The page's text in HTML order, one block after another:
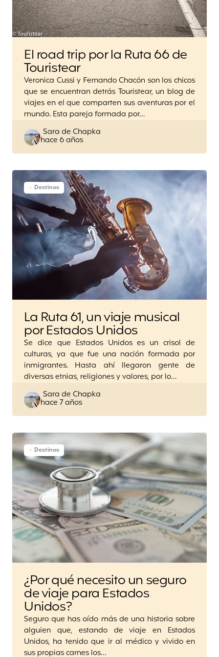
El road trip por la Ruta 66 de
Touristear
Veronica Cussi y Fernando Chacón son los chicos
que se encuentran detrás Touristear, un blog de
viajes en el que comparten sus aventuras por el
mundo. Esta pareja formada por…
Posted
by
Sara de Chapka
hace 6 años
Destinos
La Ruta 61, un viaje musical
por Estados Unidos
Se dice que Estados Unidos es un crisol de
culturas, ya que fue una nación formada por
inmigrantes. Hasta ahí llegaron gente de
diversas etnias, religiones y valores, por lo…
Posted
by
Sara de Chapka
hace 7 años
Destinos
¿Por qué necesito un seguro
de viaje para Estados
Unidos?
Seguro que has oído más de una historia sobre
alguien que, estando de viaje en Estados
Unidos, ha tenido que ir al médico y vivido en
sus propias carnes los…